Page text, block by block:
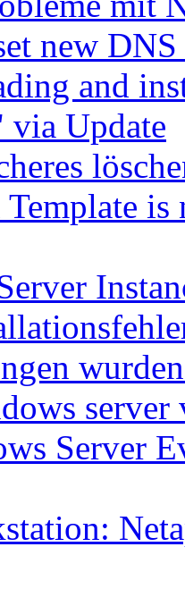
new
and
via Update
Template
server
Server